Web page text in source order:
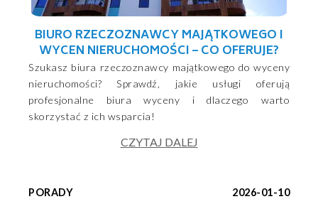
BIURO RZECZOZNAWCY MAJĄTKOWEGO I
WYCEN NIERUCHOMOŚCI – CO OFERUJE?
Szukasz biura rzeczoznawcy majątkowego do wyceny
nieruchomości? Sprawdź, jakie usługi oferują
profesjonalne biura wyceny i dlaczego warto
skorzystać z ich wsparcia!
CZYTAJ DALEJ
PORADY 2026-01-10